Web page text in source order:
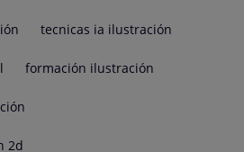
tecnicas ia ilustración
formación ilustración
2d